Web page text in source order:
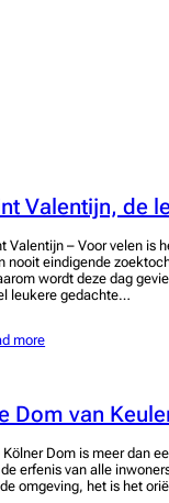
Valentijn, de
Valentijn – Voor velen is
nooit eindigende
wordt deze dag
leukere gedachte…
more
Dom van
Kölner Dom is meer dan
erfenis van alle
omgeving, het is het